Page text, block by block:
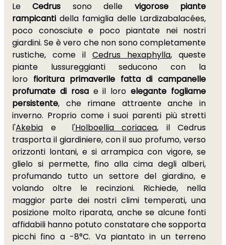
LeCedrus sono delle vigorose piante
rampicanti della famiglia delle Lardizabalacées,
poco conosciute e poco piantate nei nostri
giardini. Se è vero che non sono completamente
rustiche, come il Cedrus hexaphylla, queste
piante lussureggianti seducono con la
loro fioritura primaverile fatta di campanelle
profumate di rosae il loroelegante fogliame
persistente, che rimane attraente anche in
inverno. Proprio come i suoi parenti più stretti
l'Akebia e l'Holboellia coriacea, il Cedrus
trasporta il giardiniere, con il suo profumo, verso
orizzonti lontani, e si arrampica con vigore, se
glielo si permette, fino alla cima degli alberi,
profumando tutto un settore del giardino, e
volando oltre le recinzioni. Richiede, nella
maggior parte dei nostri climi temperati, una
posizione molto riparata, anche se alcune fonti
affidabili hanno potuto constatare che sopporta
picchi fino a -8°C. Va piantato in un terreno